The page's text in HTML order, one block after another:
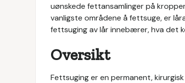
uønskede fettansamlinger på
vanligste områdene å fettsuge, er
fettsuging av lår innebærer, hva det
Oversikt
Fettsuging er en permanent,